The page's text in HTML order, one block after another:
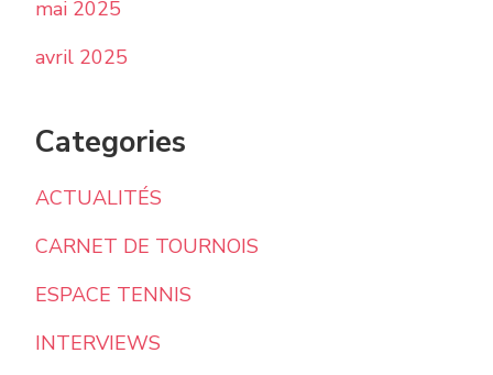
mai 2025
avril 2025
Categories
ACTUALITÉS
CARNET DE TOURNOIS
ESPACE TENNIS
INTERVIEWS